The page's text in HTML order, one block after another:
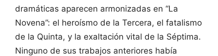
dramáticas aparecen armonizadas en “La
Novena”: el heroísmo de la Tercera, el fatalismo
de la Quinta, y la exaltación vital de la Séptima.
Ninguno de sus trabajos anteriores había